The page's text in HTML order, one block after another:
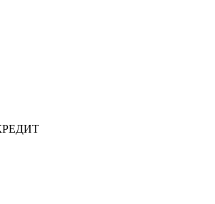
КРЕДИТ